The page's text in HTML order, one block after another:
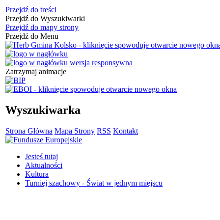
Przejdź do treści
Przejdź do Wyszukiwarki
Przejdź do mapy strony
Przejdź do Menu
Zatrzymaj animacje
Wyszukiwarka
Strona Główna Mapa Strony RSS Kontakt
Jesteś tutaj
Aktualności
Kultura
Turniej szachowy - Świat w jednym miejscu